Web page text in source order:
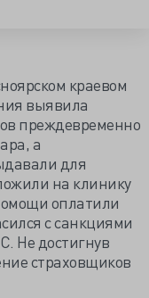
краевом
выявила
преждевременно
а
для
на клинику
оплатили
с санкциями
Не достигнув
страховщиков